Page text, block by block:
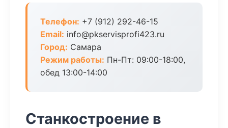
Телефон: +7 (912) 292-46-15
Email: info@pkservisprofi423.ru
Город: Самара
Режим работы: Пн-Пт: 09:00-18:00,
обед 13:00-14:00
Станкостроение в